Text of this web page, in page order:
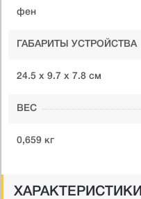
фен
ГАБАРИТЫ УСТРОЙСТВА
24.5 х 9.7 х 7.8 см
ВЕС
0,659 кг
ХАРАКТЕРИСТИКИ